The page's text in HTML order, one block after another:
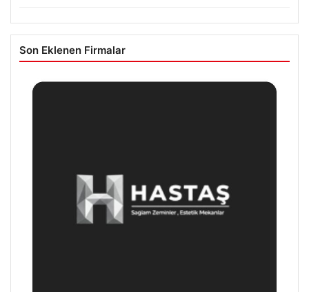
Son Eklenen Firmalar